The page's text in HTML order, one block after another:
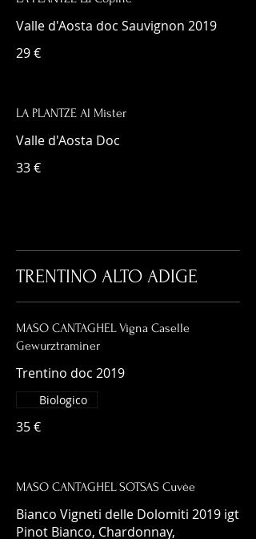
Valle d'Aosta doc Sauvignon 2019
29 €
LA PLANTZE Al Mister
Valle d'Aosta Doc
33 €
TRENTINO ALTO ADIGE
MASO CANTAGHEL Vigna Caselle
Gewurztraminer
Trentino doc 2019
35 €
Biologico
MASO CANTAGHEL SOTSAS Cuvèe
Bianco Vigneti delle Dolomiti 2019 igt
Pinot Bianco, Chardonnay,